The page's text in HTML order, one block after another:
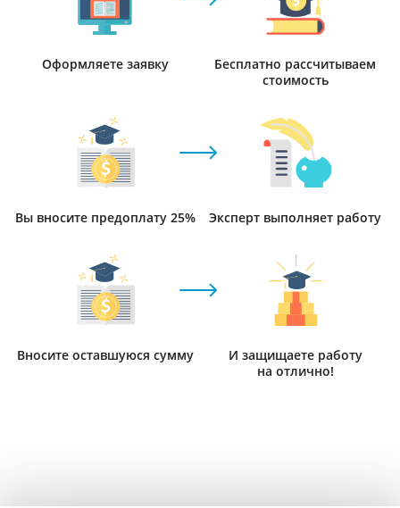
Оформляете заявку
Бесплатно рассчитываем
стоимость
Вы вносите предоплату 25% Эксперт выполняет работу
Вносите оставшуюся сумму
И защищаете работу
на отлично!